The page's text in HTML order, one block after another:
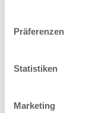
Präferenzen
Statistiken
Marketing